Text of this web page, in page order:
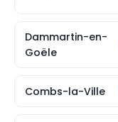
Dammartin-en-
Goële
Combs-la-Ville